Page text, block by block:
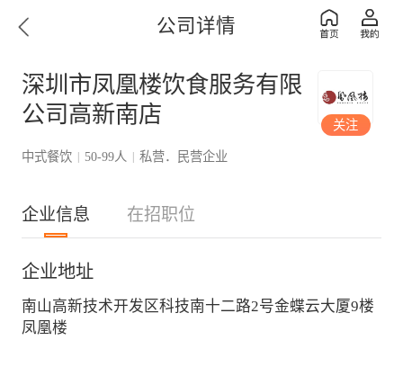
公司详情
深圳市凤凰楼饮食服务有限
公司高新南店
中式餐饮 | 50-99人 | 私营．民营企业
关注
企业信息 在招职位
企业地址
南山高新技术开发区科技南十二路2号金蝶云大厦9楼
凤凰楼